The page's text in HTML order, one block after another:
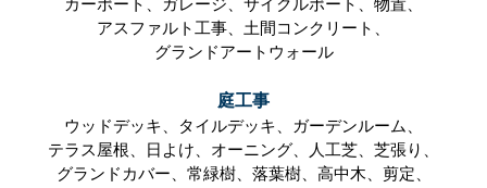
カーポート、
ガレージ、 サイクルポート、 物置、
アスファルト工事、 土間コンクリート、
グランドアートウォール
庭工事
ウッドデッキ、 タイルデッキ、
ガーデンルーム、
テラス屋根、
日よけ、 オーニング、 人工芝、 芝張り、
グランドカバー、 常緑樹、 落葉樹、 高中木、 剪定、